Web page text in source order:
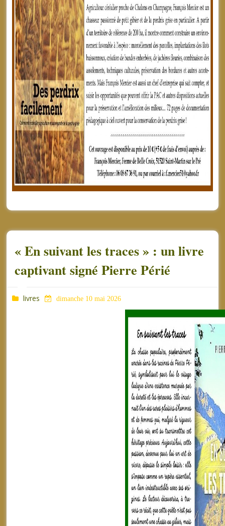
« En suivant les traces » : un livre
captivant signé Pierre Périé
livres dimanche 10 mai 2026